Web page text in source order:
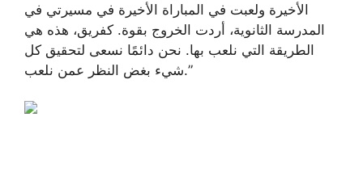
الأخيرة ولعبت في المباراة الأخيرة في مسيرتي في
المدرسة الثانوية، أردت الخروج بقوة. كفريق، هذه هي
الطريقة التي نلعب بها. نحن دائمًا نسعى لتحقيق كل
شيء بغض النظر عمن نلعب.”